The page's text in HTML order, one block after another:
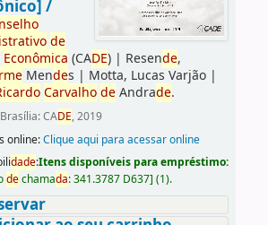
/
de
Econômica (CADE)| Resende,
Mendes | Motta, Lucas Varjão|
Carvalho deAndrade.
Brasília: CADE, 2019
online:Clique aqui para acessar online
dade:Itens disponíveis para empréstimo:
dechamada:341.3787 D637] (1).